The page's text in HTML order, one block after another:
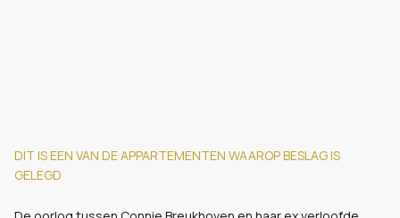
DIT IS EEN VAN DE APPARTEMENTEN WAAROP BESLAG IS
GELEGD